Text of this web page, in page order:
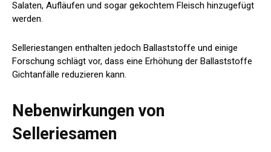
Salaten, Aufläufen und sogar gekochtem Fleisch hinzugefügt
werden.
Selleriestangen enthalten jedoch Ballaststoffe und einige
Forschung schlägt vor, dass eine Erhöhung der Ballaststoffe
Gichtanfälle reduzieren kann.
Nebenwirkungen von
Selleriesamen